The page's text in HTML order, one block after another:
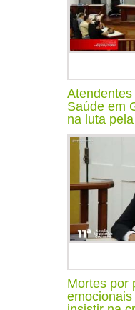
Saúde em
na luta
Mortes por